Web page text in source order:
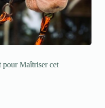
pour Maîtriser cet